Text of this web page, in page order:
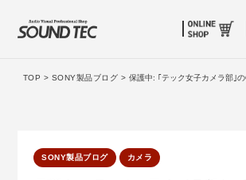
TOP > SONY製品ブログ > 保護中: ｢テック女子カメラ部｣
SONY製品ブログ カメラ